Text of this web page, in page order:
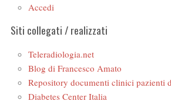
Accedi
Siti collegati / realizzati
Teleradiologia.net
Blog di Francesco Amato
Repository documenti clinici pazienti
Diabetes Center Italia